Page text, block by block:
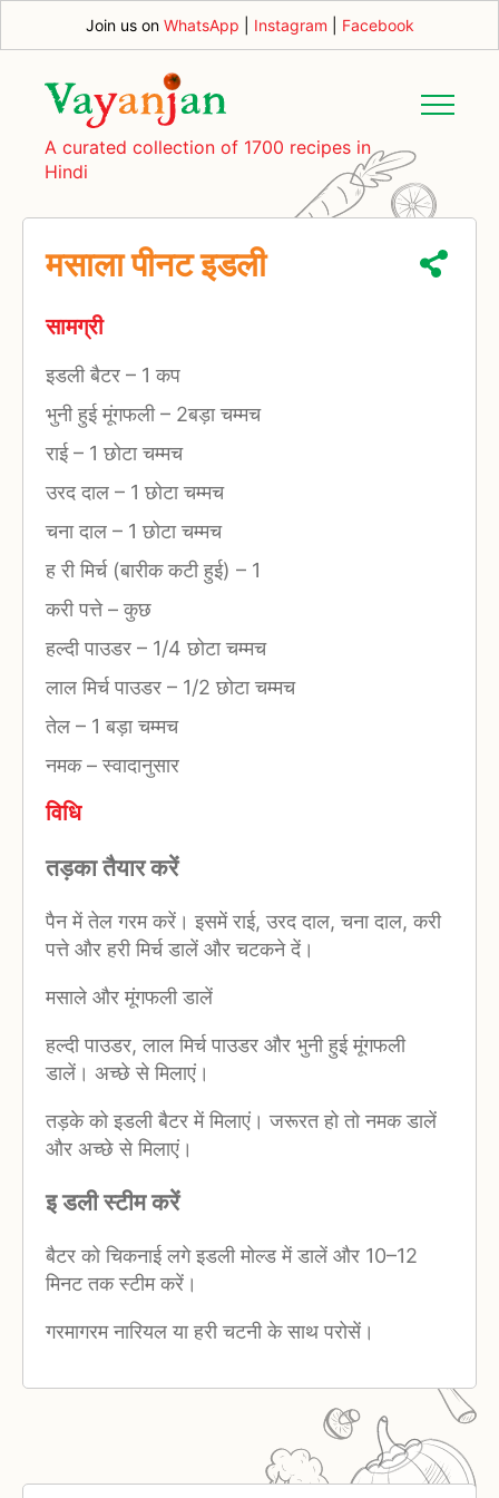
Join us on WhatsApp Instagram Facebook
A curated collection of 1700 recipes in
Hindi
मसाला पीनट इडली
सामग्री
इडली बैटर – 1 कप
भुनी हुई मूंगफली– 2बड़ा चम्मच
राई– 1 छोटा चम्मच
उरद दाल – 1 छोटा चम्मच
चना दाल – 1 छोटा चम्मच
ह री मिर्च (बारीक कटी हुई) – 1
करी पत्ते–कुछ
हल्दी पाउडर – 1/4 छोटा चम्मच
लाल मिर्च पाउडर – 1/2 छोटा चम्मच
तेल – 1 बड़ा चम्मच
नमक–स्वादानुसार
विधि
तड़का तैयार करें
पैन में तेल गरम करें। इसमें राई, उरद दाल, चना दाल, करी
पत्ते और हरी मिर्च डालें और चटकने दें।
मसाले और मूंगफली डालें
हल्दी पाउडर, लाल मिर्च पाउडर और भुनी हुई मूंगफली
डालें। अच्छे से मिलाएं।
तड़के को इडली बैटर में मिलाएं। जरूरत हो तो नमक डालें
और अच्छे से मिलाएं।
इ डली स्टीम करें
बैटर को चिकनाई लगे इडली मोल्ड में डालें और 10–12
मिनट तक स्टीम करें।
गरमागरम नारियल या हरी चटनी के साथ परोसें।